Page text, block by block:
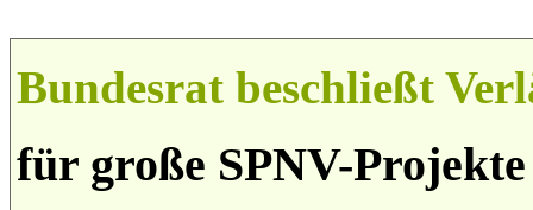
Bundesrat beschließt
für große SPNV-